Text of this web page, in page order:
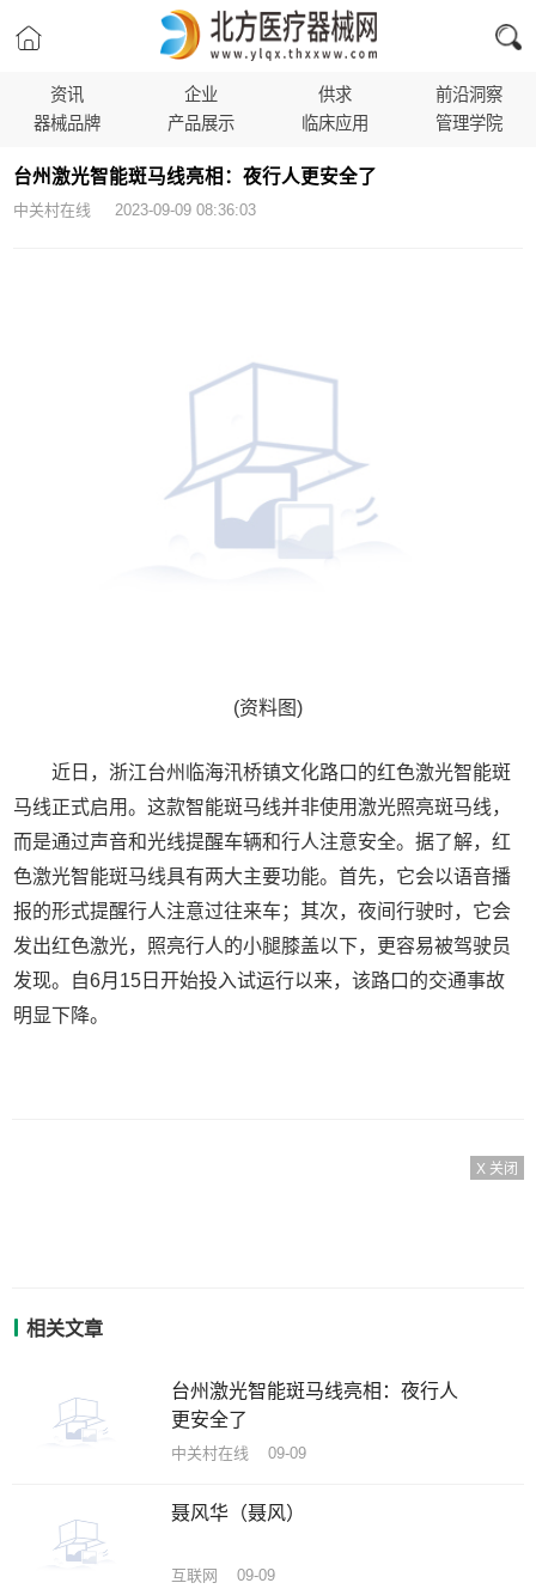
资讯 企业 供求
前沿洞察
器械品牌
产品展示 临床应用 管理学院
台州激光智能斑马线亮相：夜行人更安全了
中关村在线 2023-09-09 08:36:03
(资料图)
近日，浙江台州临海汛桥镇文化路口的红色激光智能斑
马线正式启用。这款智能斑马线并非使用激光照亮斑马线，
而是通过声音和光线提醒车辆和行人注意安全。据了解，红
色激光智能斑马线具有两大主要功能。首先，它会以语音播
报的形式提醒行人注意过往来车；其次，夜间行驶时，它会
发出红色激光，照亮行人的小腿膝盖以下，更容易被驾驶员
发现。自6月15日开始投入试运行以来，该路口的交通事故
明显下降。
X 关闭
相关文章
台州激光智能斑马线亮相：夜行人
更安全了
中关村在线 09-09
聂风华（聂风）
互联网 09-09